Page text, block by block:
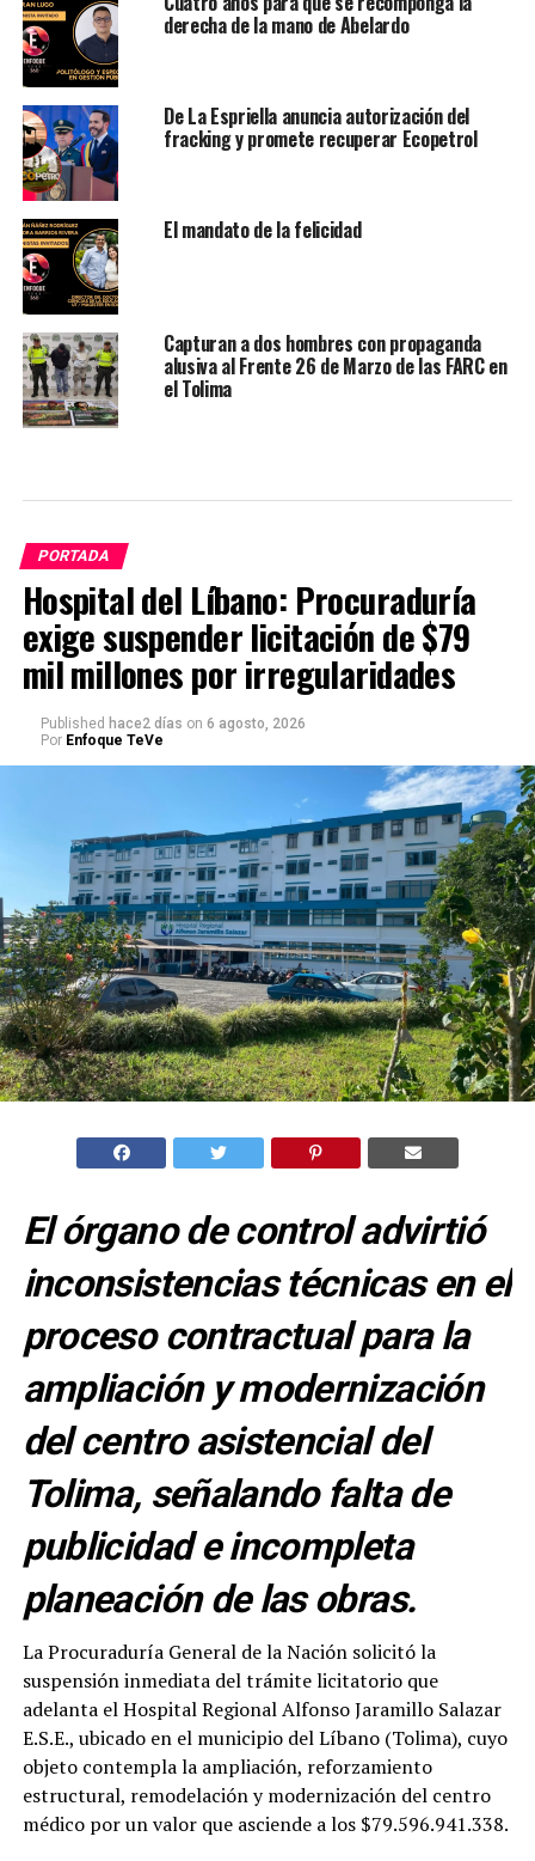
derecha de la mano de Abelardo
De La Espriella anuncia autorización del
fracking y promete recuperar Ecopetrol
El mandato de la felicidad
Capturan a dos hombres con propaganda
alusiva al Frente 26 de Marzo de las FARC en
el Tolima
PORTADA
Hospital del Líbano: Procuraduría
exige suspender licitación de $79
mil millones por irregularidades
Published hace2 días on 6 agosto, 2026
Por Enfoque TeVe
El órgano de control advirtió
inconsistencias técnicas en el
proceso contractual para la
ampliación y modernización
del centro asistencial del
Tolima, señalando falta de
publicidad e incompleta
planeación de las obras.
La Procuraduría General de la Nación solicitó la
suspensión inmediata del trámite licitatorio que
adelanta el Hospital Regional Alfonso Jaramillo Salazar
E.S.E., ubicado en el municipio del Líbano (Tolima), cuyo
objeto contempla la ampliación, reforzamiento
estructural, remodelación y modernización del centro
médico por un valor que asciende a los $79.596.941.338.